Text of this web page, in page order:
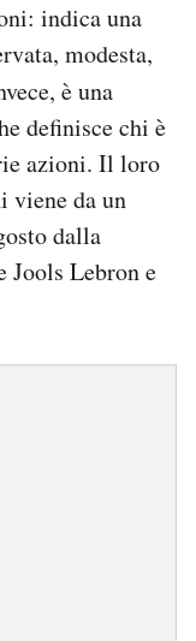
indica una
modesta,
è una
definisce chi è
azioni. Il loro
viene da un
dalla
Jools Lebron e